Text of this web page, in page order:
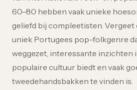
60–80 hebben vaak unieke
geliefd bij compleetisten. Vergeet
uniek Portugees pop-folkgenre
weggezet, interessante inzichten
populaire cultuur biedt en vaak
tweedehandsbakken te vinden is.